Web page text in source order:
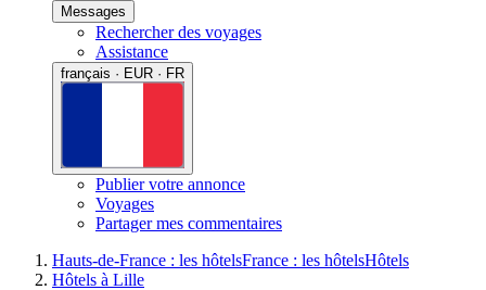
Messages
Rechercher des voyages
Assistance
français · EUR · FR
Publier votre annonce
Voyages
Partager mes commentaires
Hauts-de-France : les hôtelsFrance : les hôtelsHôtels
Hôtels à Lille